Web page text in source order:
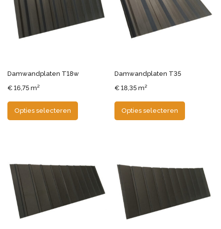
Damwandplaten T18w
€ 16,75 m²
Opties selecteren
Damwandplaten T35
€ 18,35 m²
Opties selecteren